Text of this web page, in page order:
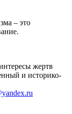
– это
жертв
и историко-